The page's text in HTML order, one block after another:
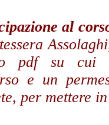
al
pdf su cui
e un
per mettere